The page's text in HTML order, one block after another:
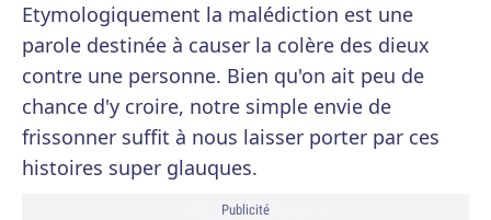
Etymologiquement la malédiction est une
parole destinée à causer la colère des dieux
contre une personne. Bien qu'on ait peu de
chance d'y croire, notre simple envie de
frissonner suffit à nous laisser porter par ces
histoires super glauques.
Publicité